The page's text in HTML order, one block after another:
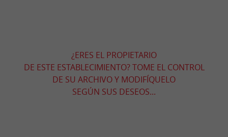
¿ERES EL PROPIETARIO
DE ESTE ESTABLECIMIENTO? TOME EL CONTROL
DE SU ARCHIVO Y MODIFÍQUELO
SEGÚN SUS DESEOS...